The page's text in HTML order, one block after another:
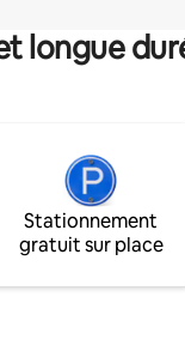
longue
Stationnement
gratuit sur place